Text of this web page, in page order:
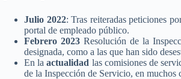
Julio 2022: Tras reiteradas peticiones
portal de empleado público.
Febrero 2023Resolución de la
designada, como a las que han sido
En laactualidad las comisiones de
de la Inspección de Servicio, en muchos